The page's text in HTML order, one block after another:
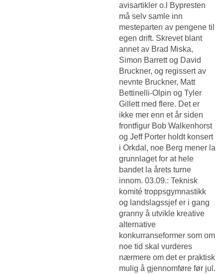
avisartikler o.l Bypresten
må selv samle inn
mesteparten av pengene til
egen drift. Skrevet blant
annet av Brad Miska,
Simon Barrett og David
Bruckner, og regissert av
nevnte Bruckner, Matt
Bettinelli-Olpin og Tyler
Gillett med flere. Det er
ikke mer enn et år siden
frontfigur Bob Walkenhorst
og Jeff Porter holdt konsert
i Orkdal, noe Berg mener la
grunnlaget for at hele
bandet la årets turne
innom. 03.09.: Teknisk
komité troppsgymnastikk
og landslagssjef er i gang
granny å utvikle kreative
alternative
konkurranseformer som om
noe tid skal vurderes
nærmere om det er praktisk
mulig å gjennomføre før jul.